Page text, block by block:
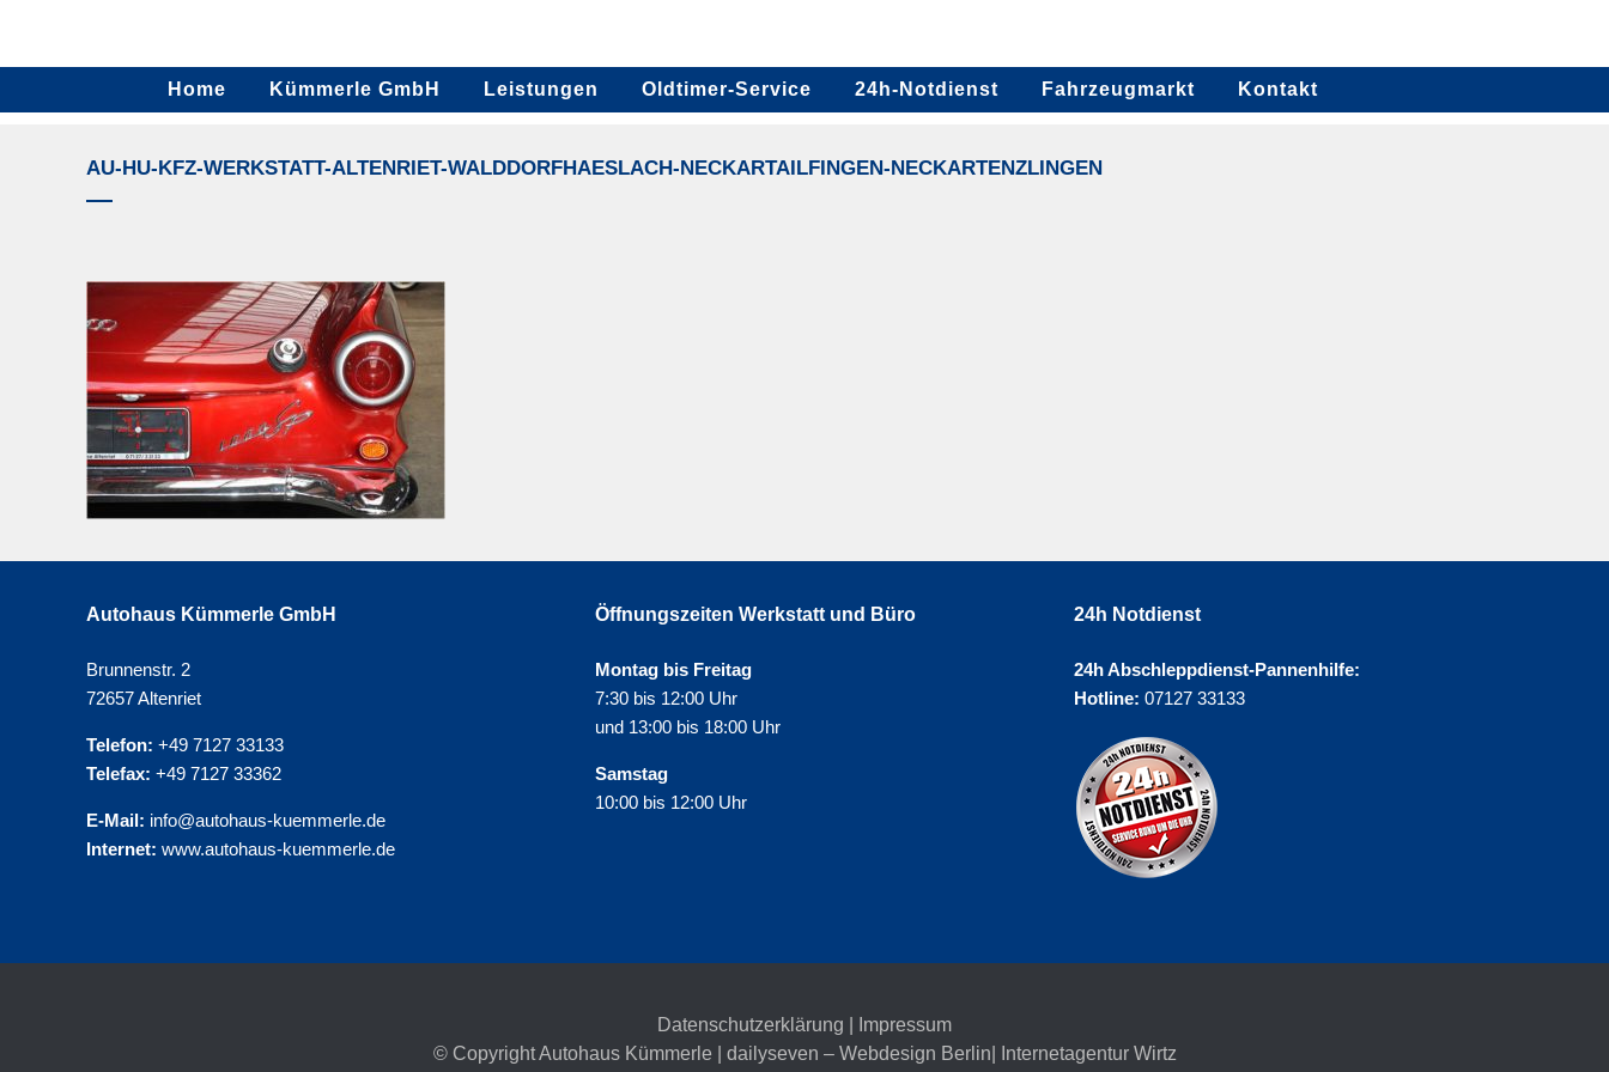
Home Kümmerle GmbH Leistungen Oldtimer-Service 24h-Notdienst Fahrzeugmarkt Kontakt
AU-HU-KFZ-WERKSTATT-ALTENRIET-WALDDORFHAESLACH-NECKARTAILFINGEN-NECKARTENZLINGEN
Autohaus Kümmerle GmbH
Brunnenstr. 2
72657 Altenriet
Telefon: +49 7127 33133
Telefax: +49 7127 33362
E-Mail: info@autohaus-kuemmerle.de
Internet: www.autohaus-kuemmerle.de
Öffnungszeiten Werkstatt und Büro
Montag bis Freitag
7:30 bis 12:00 Uhr
und 13:00 bis 18:00 Uhr
Samstag
10:00 bis 12:00 Uhr
24h Notdienst
24h Abschleppdienst-Pannenhilfe:
Hotline: 07127 33133
Datenschutzerklärung
Impressum
© Copyright Autohaus Kümmerle | dailyseven – Webdesign Berlin | Internetagentur Wirtz